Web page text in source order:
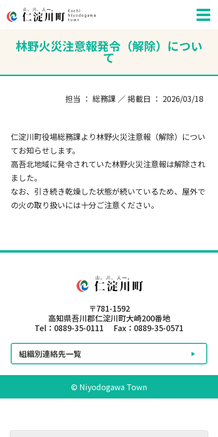
林野火災注意報発令（解除）につい
て
担当 ： 総務課 ／ 掲載日 ： 2026/03/18
仁淀川町役場総務課より林野火災注意報（解除）につい
てお知らせします。
高吾北地域に発令されていた林野火災注意報は解除され
ました。
なお、引き続き乾燥した状態が続いているため、屋外で
の火の取り扱いには十分ご注意ください。
〒781-1592
高知県吾川郡仁淀川町大崎200番地
Tel：0889-35-0111 Fax：0889-35-0571
組織別連絡先一覧
© Niyodogawa Town